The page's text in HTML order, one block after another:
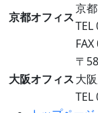
京都オフィス
京
TEL
大阪オフィス
〒
大
TEL